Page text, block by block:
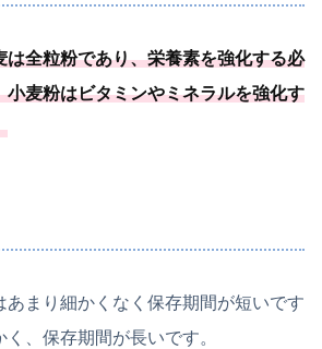
は全粒粉であり、栄養素を強化する必
小麦粉はビタミンやミネラルを強化す
あまり細かくなく保存期間が短いです
、保存期間が長いです。